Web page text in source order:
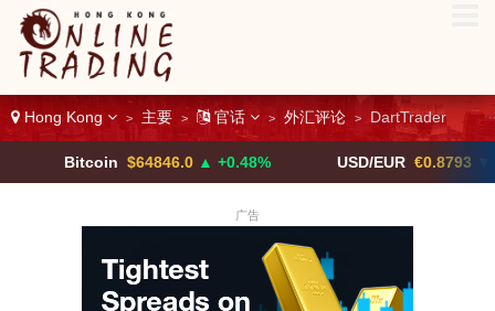
Hong Kong > 主要 > 官话 > 外汇评论 > DartTrader
$64846.0 ▲ +0.48% USD/EUR €0.8793 ▼
广告